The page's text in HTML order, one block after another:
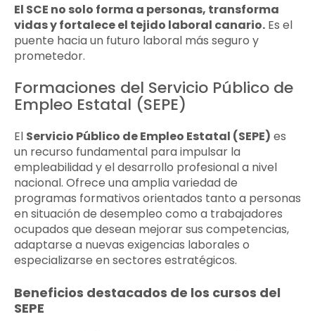
El SCE no solo forma a personas, transforma
vidas y fortalece el tejido laboral canario. Es el
puente hacia un futuro laboral más seguro y
prometedor.
Formaciones del Servicio Público de
Empleo Estatal (SEPE)
El Servicio Público de Empleo Estatal (SEPE) es
un recurso fundamental para impulsar la
empleabilidad y el desarrollo profesional a nivel
nacional. Ofrece una amplia variedad de
programas formativos orientados tanto a personas
en situación de desempleo como a trabajadores
ocupados que desean mejorar sus competencias,
adaptarse a nuevas exigencias laborales o
especializarse en sectores estratégicos.
Beneficios destacados de los cursos del
SEPE